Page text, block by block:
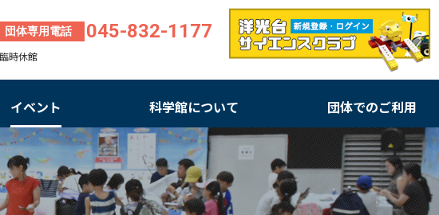
団体専用電話 045-832-1177
時休館
イベント 科学館について 団体でのご利用